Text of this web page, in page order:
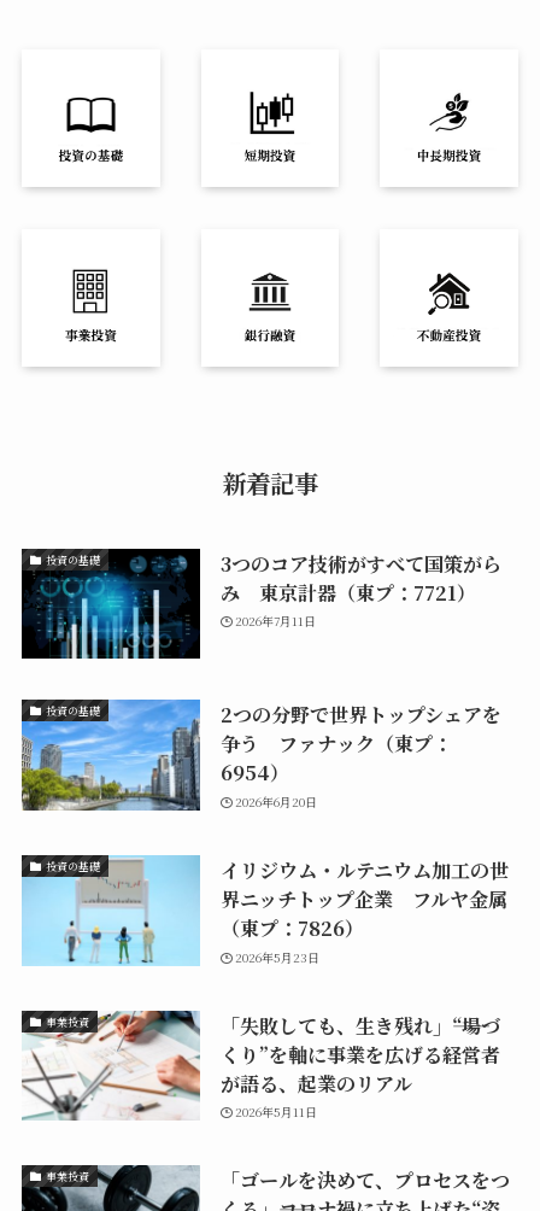
新着記事
投資の基礎
3つのコア技術がすべて国策がら
み 東京計器（東プ：7721）
2026年7月11日
投資の基礎
2つの分野で世界トップシェアを
争う ファナック（東プ：
6954）
2026年6月20日
投資の基礎
イリジウム・ルテニウム加工の世
界ニッチトップ企業 フルヤ金属
（東プ：7826）
2026年5月23日
事業投資
「失敗しても、生き残れ」――“場づ
くり”を軸に事業を広げる経営者
が語る、起業のリアル
2026年5月11日
事業投資
「ゴールを決めて、プロセスをつ